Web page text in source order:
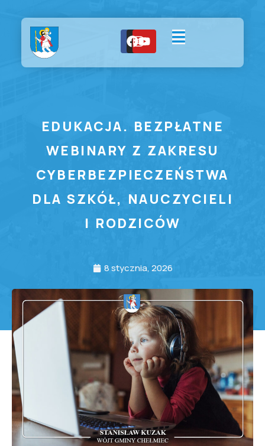
EDUKACJA. BEZPŁATNE
WEBINARY Z ZAKRESU
CYBERBEZPIECZEŃSTWA
DLA SZKÓŁ, NAUCZYCIELI
I RODZICÓW
8 stycznia, 2026